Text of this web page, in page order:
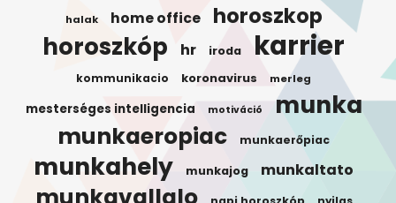
halak home office horoszkop
horoszkóp hr iroda karrier
kommunikacio koronavirus merleg
mesterséges intelligencia motiváció munka
munkaeropiac munkaerőpiac
munkahely munkajog munkaltato